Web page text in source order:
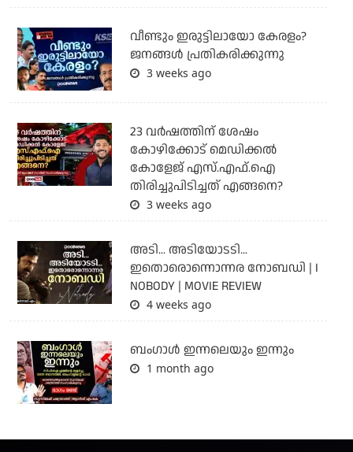
വീണ്ടും ഇരുട്ടിലായോ കേരളം?
ജനങ്ങൾ പ്രതികരിക്കുന്നു
3 weeks ago
23 വർഷത്തിന് ശേഷം
കോഴിക്കോട് മെഡിക്കൽ
കോളേജ് എസ്.എഫ്.ഐ
തിരിച്ചുപിടിച്ചത് എങ്ങനെ?
3 weeks ago
അടി... അടിയോടടി...
ഇതൊരൊന്നൊന്നര നോബഡി | I
NOBODY | MOVIE REVIEW
4 weeks ago
ബംഗാള്‍ ഇന്നലെയും ഇന്നും
1 month ago